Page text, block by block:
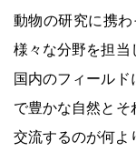
動物の研究に携
様々な分野を担当
国内のフィールド
で豊かな自然とそ
交流するのが何よ